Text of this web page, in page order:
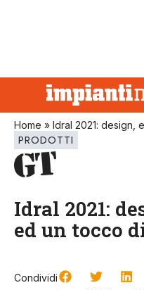
Home » Idral 2021: design,
PRODOTTI
Idral 2021:
ed un tocco
Condividi